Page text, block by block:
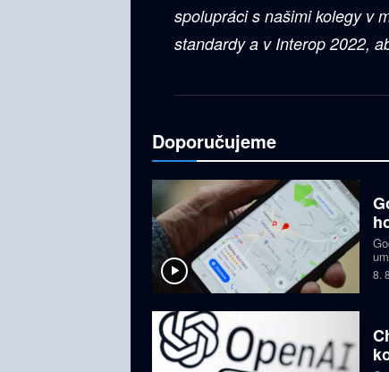
spolupráci s našimi kolegy v
standardy a v Interop 2022,
Doporučujeme
8.